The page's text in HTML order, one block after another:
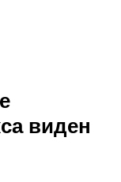
виден